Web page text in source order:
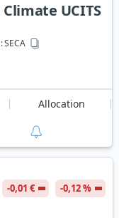
UCITS
SECA
Allocation
-0,01 €
-0,12 %